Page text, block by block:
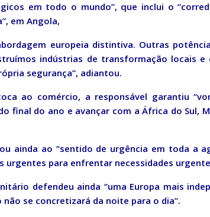
em todo o mundo”, que inclui o
em Angola,
europeia distintiva. Outras
indústrias de transformação locais e
segurança”, adiantou.
ao comércio, a responsável garantiu
final do ano e avançar com a África do Sul,
ainda ao “sentido de urgência em toda a
urgentes para enfrentar necessidades
defendeu ainda “uma Europa mais
se concretizará da noite para o dia”.